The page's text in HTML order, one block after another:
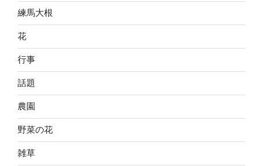
練馬大根
花
行事
話題
農園
野菜の花
雑草